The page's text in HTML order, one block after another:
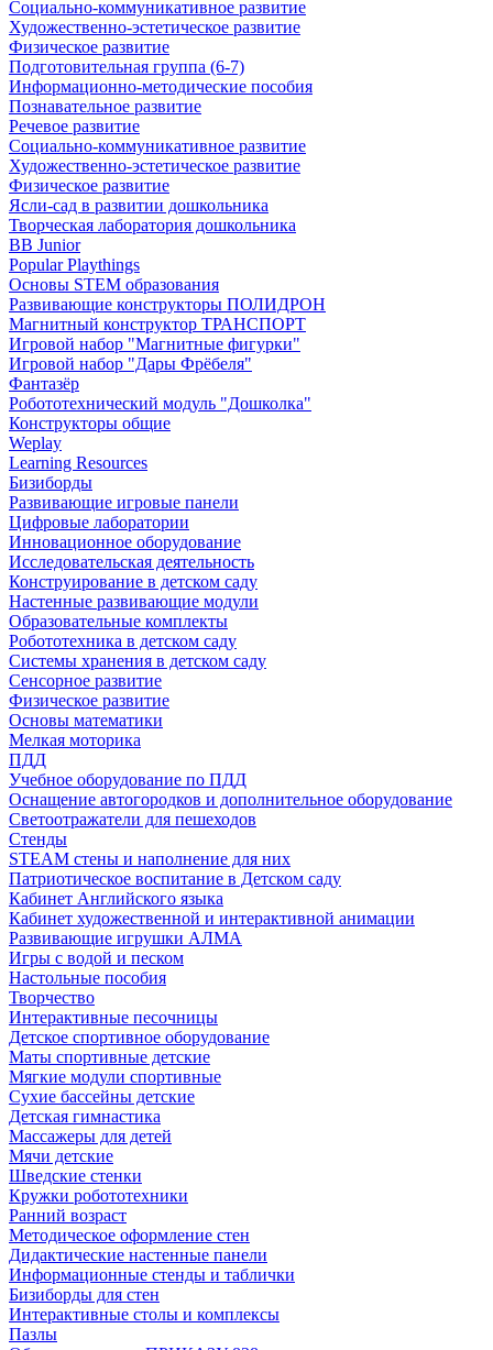
Социально-коммуникативное развитие
Художественно-эстетическое развитие
Физическое развитие
Подготовительная группа (6-7)
Информационно-методические пособия
Познавательное развитие
Речевое развитие
Социально-коммуникативное развитие
Художественно-эстетическое развитие
Физическое развитие
Ясли-сад в развитии дошкольника
Творческая лаборатория дошкольника
BB Junior
Popular Playthings
Основы STEM образования
Развивающие конструкторы ПОЛИДРОН
Магнитный конструктор ТРАНСПОРТ
Игровой набор "Магнитные фигурки"
Игровой набор "Дары Фрёбеля"
Фантазёр
Робототехнический модуль "Дошколка"
Конструкторы общие
Weplay
Learning Resources
Бизиборды
Развивающие игровые панели
Цифровые лаборатории
Инновационное оборудование
Исследовательская деятельность
Конструирование в детском саду
Настенные развивающие модули
Образовательные комплекты
Робототехника в детском саду
Системы хранения в детском саду
Сенсорное развитие
Физическое развитие
Основы математики
Мелкая моторика
ПДД
Учебное оборудование по ПДД
Оснащение автогородков и дополнительное оборудование
Светоотражатели для пешеходов
Стенды
STEAM стены и наполнение для них
Патриотическое воспитание в Детском саду
Кабинет Английского языка
Кабинет художественной и интерактивной анимации
Развивающие игрушки АЛМА
Игры с водой и песком
Настольные пособия
Творчество
Интерактивные песочницы
Детское спортивное оборудование
Маты спортивные детские
Мягкие модули спортивные
Сухие бассейны детские
Детская гимнастика
Массажеры для детей
Мячи детские
Шведские стенки
Кружки робототехники
Ранний возраст
Методическое оформление стен
Дидактические настенные панели
Информационные стенды и таблички
Бизиборды для стен
Интерактивные столы и комплексы
Пазлы